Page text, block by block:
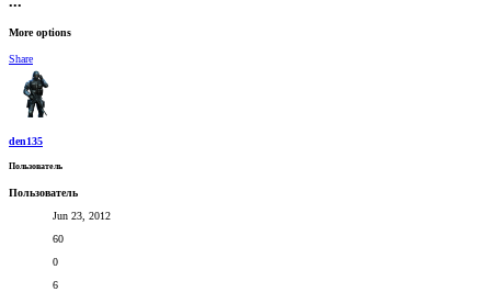
•••
More options
Share
den135
Пользователь
Пользователь
Jun 23, 2012
60
0
6